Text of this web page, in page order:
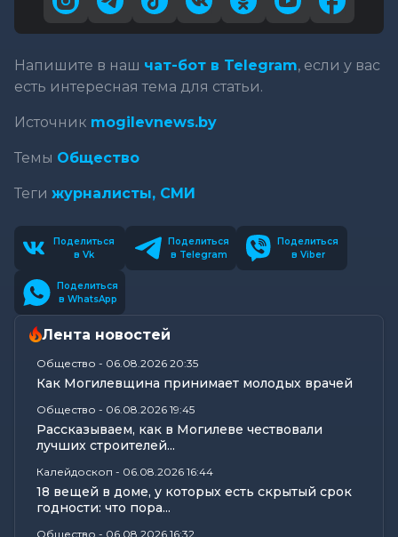
Напишите в наш чат-бот в Telegram, если у вас
есть интересная тема для статьи.
Источник mogilevnews.by
Темы Общество
Теги журналисты, СМИ
Поделиться
в Vk
Поделиться
в Telegram
Поделиться
в Viber
Поделиться
в WhatsApp
Лента новостей
Общество - 06.08.2026 20:35
Как Могилевщина принимает молодых врачей
Общество - 06.08.2026 19:45
Рассказываем, как в Могилеве чествовали
лучших строителей...
Калейдоскоп - 06.08.2026 16:44
18 вещей в доме, у которых есть скрытый срок
годности: что пора...
Общество - 06.08.2026 16:32